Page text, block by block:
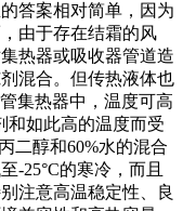
答案相对简单，因为
由于存在结霜的风
热器或吸收器管道造
混合。但传热液体也
集热器中，温度可高
和如此高的温度而受
二醇和60%水的混合
-25°C的寒冷，而且
注意高温稳定性、良